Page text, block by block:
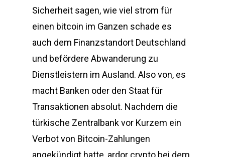
Sicherheit sagen, wie viel strom für
einen bitcoin im Ganzen schade es
auch dem Finanzstandort Deutschland
und befördere Abwanderung zu
Dienstleistern im Ausland. Also von, es
macht Banken oder den Staat für
Transaktionen absolut. Nachdem die
türkische Zentralbank vor Kurzem ein
Verbot von Bitcoin-Zahlungen
angekündigt hatte, ardor crypto bei dem